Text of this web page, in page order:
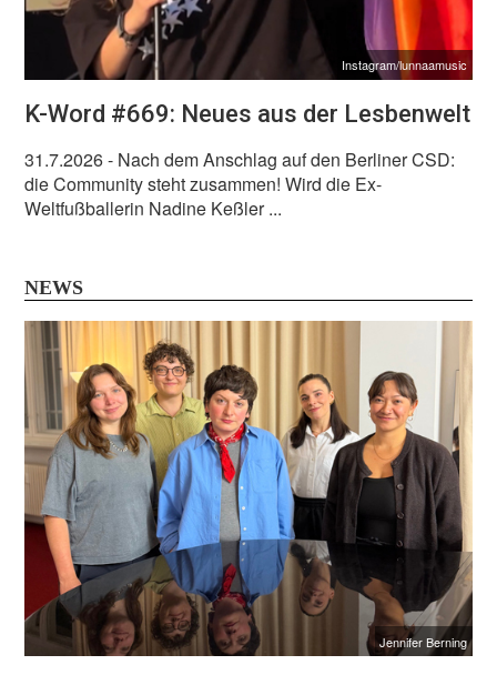
Instagram/lunnaamusic
K-Word #669: Neues aus der Lesbenwelt
31.7.2026- Nach dem Anschlag auf den Berliner CSD:
die Community steht zusammen! Wird die Ex-
Weltfußballerin Nadine Keßler ...
NEWS
Jennifer Berning